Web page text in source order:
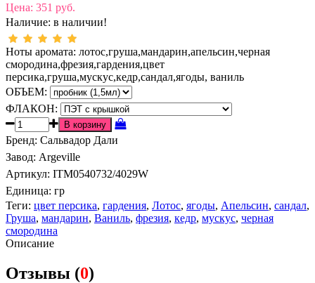
Цена: 351 руб.
Наличие: в наличии!
Ноты аромата: лотос,груша,мандарин,апельсин,черная
смородина,фрезия,гардения,цвет
персика,груша,мускус,кедр,сандал,ягоды, ваниль
ОБЪЕМ:
ФЛАКОН:
Бренд: Сальвадор Дали
Завод: Argeville
Артикул: ITM0540732/4029W
Единица: гр
Теги: цвет персика, гардения, Лотос, ягоды, Апельсин, сандал,
Груша, мандарин, Ваниль, фрезия, кедр, мускус, черная
смородина
Описание
Отзывы (0)